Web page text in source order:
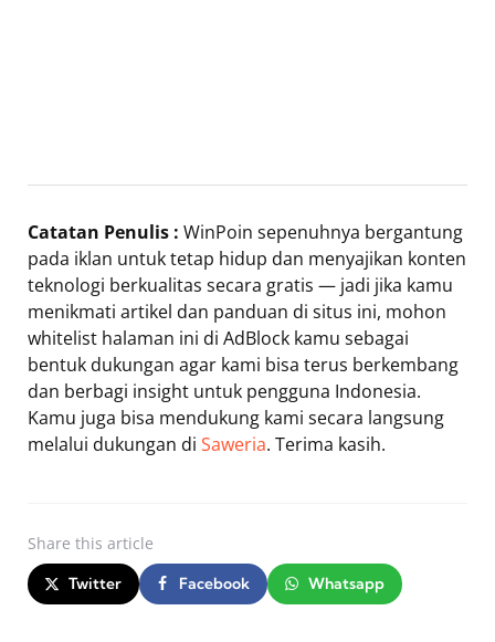
Catatan Penulis : WinPoin sepenuhnya bergantung
pada iklan untuk tetap hidup dan menyajikan konten
teknologi berkualitas secara gratis — jadi jika kamu
menikmati artikel dan panduan di situs ini, mohon
whitelist halaman ini di AdBlock kamu sebagai
bentuk dukungan agar kami bisa terus berkembang
dan berbagi insight untuk pengguna Indonesia.
Kamu juga bisa mendukung kami secara langsung
melalui dukungan di Saweria. Terima kasih.
Share this article
Twitter Facebook Whatsapp